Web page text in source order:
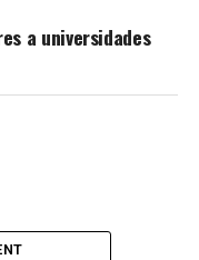
a universidades